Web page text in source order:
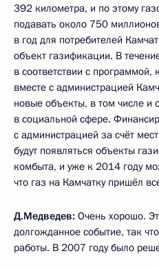
392 километра, и по этому
подавать около 750
в год для потребителей
объект газификации. В
в соответствии с
вместе с администрацией
новые объекты, в том числе и
в социальной сфере.
с администрацией за счёт
будут появляться объекты
комбыта, и уже к 2014 году
что газ на Камчатку пришёл
Д.Медведев: Очень хорошо.
долгожданное событие, так
работы. В 2007 году было